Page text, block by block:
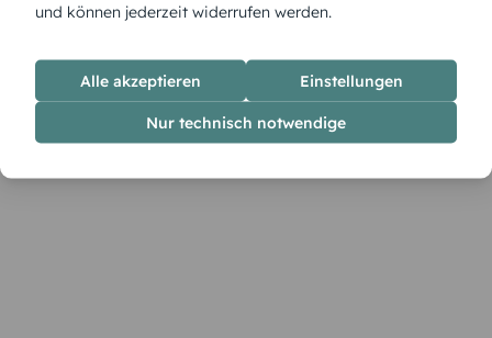
und können jederzeit widerrufen werden.
Alle akzeptieren Einstellungen
Nur technisch notwendige